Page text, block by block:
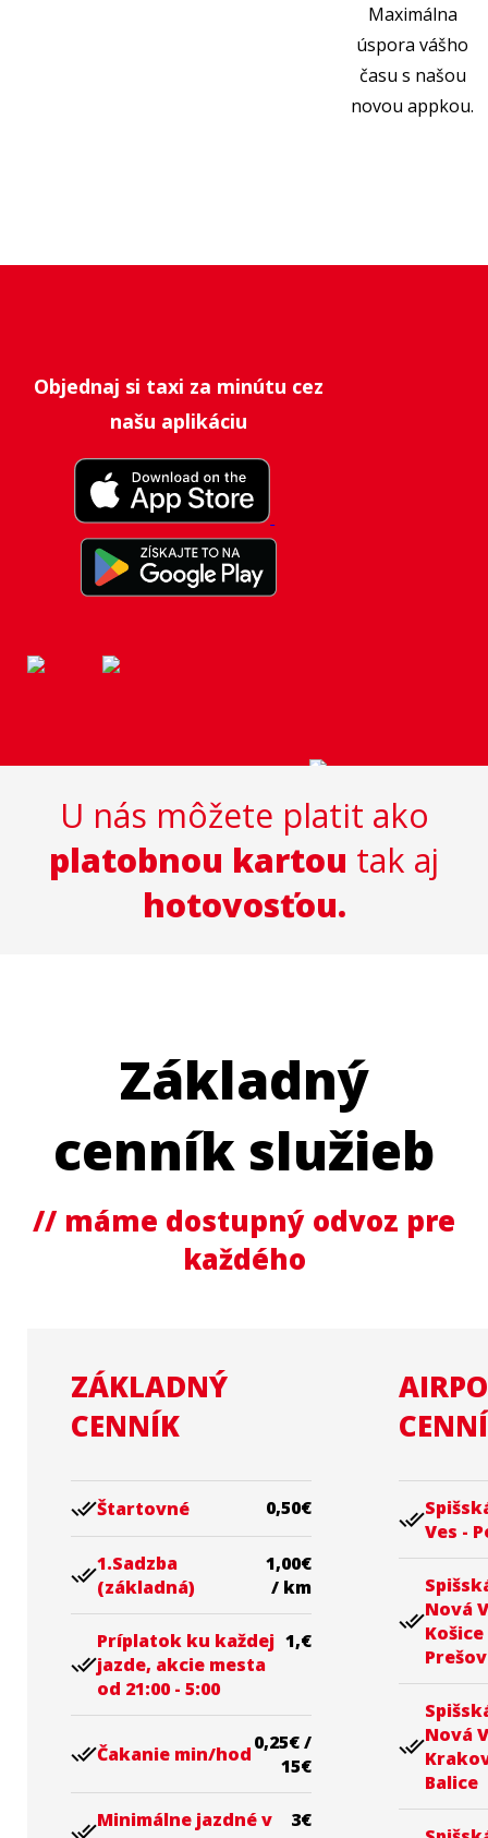
Maximálna
úspora vášho
času s našou
novou appkou.
Objednaj si taxi za minútu cez
našu aplikáciu
U nás môžete platit ako
platobnou kartou tak aj
hotovosťou.
Základný
cenník služieb
// máme dostupný odvoz pre
každého
ZÁKLADNÝ
CENNÍK
done_allŠtartovné 0,50€
done_all1.Sadzba
(základná)
1,00€
/ km
done_all
Príplatok ku každej
jazde, akcie mesta
od 21:00 - 5:00
1,€
done_allČakanie min/hod0,25€ /
15€
done_allMinimálne jazdné v
3€
done_allVes -
done_allNová
Košice
Prešov
done_allNová
Balice